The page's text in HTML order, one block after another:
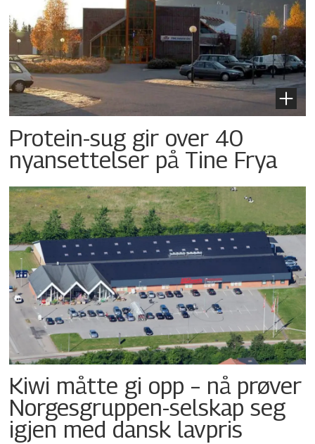
Protein-sug gir over 40
nyansettelser på Tine Frya
Kiwi måtte gi opp – nå prøver
Norgesgruppen-selskap seg
igjen med dansk lavpris